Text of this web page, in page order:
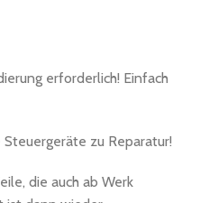
erforderlich! Einfach
zu Reparatur!
die auch ab Werk